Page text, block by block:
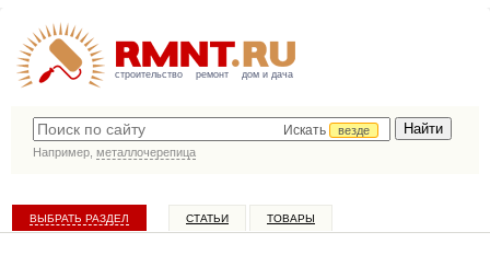
строительство ремонт дом и дача
Искать
везде
Например, металлочерепица
ВЫБРАТЬ РАЗДЕЛ СТАТЬИ ТОВАРЫ